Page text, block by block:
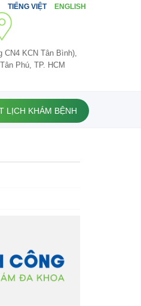
TIẾNG VIỆT ENGLISH
CN4 KCN Tân Bình),
Phú, TP. HCM
LỊCH KHÁM BỆNH